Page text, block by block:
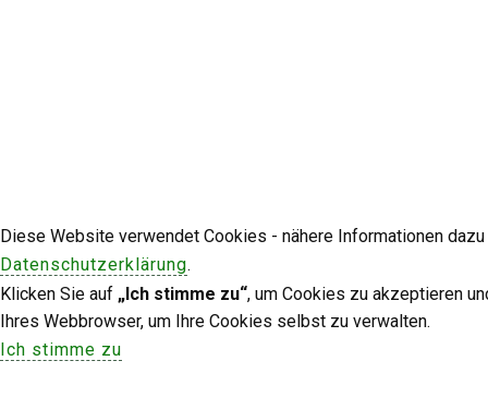
Diese Website verwendet Cookies - nähere Informationen
Datenschutzerklärung.
Klicken Sie auf „Ich stimme zu“, um Cookies zu akzeptieren
Ihres Webbrowser, um Ihre Cookies selbst zu verwalten.
Ich stimme zu